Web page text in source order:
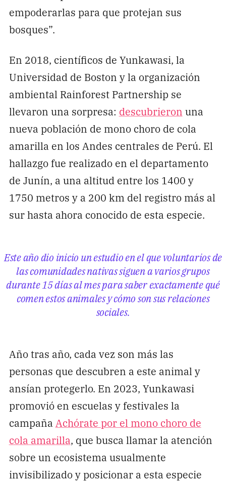
empoderarlas para que protejan sus
bosques”.
En 2018, científicos de Yunkawasi, la
Universidad de Boston y la organización
ambiental Rainforest Partnership se
llevaron una sorpresa: descubrieron una
nueva población de mono choro de cola
amarilla en los Andes centrales de Perú. El
hallazgo fue realizado en el departamento
de Junín, a una altitud entre los 1400 y
1750 metros y a 200 km del registro más al
sur hasta ahora conocido de esta especie.
Este año dio inicio un estudio en el que voluntarios de
las comunidades nativas siguen a varios grupos
durante 15 días al mes para saber exactamente qué
comen estos animales y cómo son sus relaciones
sociales.
Año tras año, cada vez son más las
personas que descubren a este animal y
ansían protegerlo. En 2023, Yunkawasi
promovió en escuelas y festivales la
campaña Achórate por el mono choro de
cola amarilla, que busca llamar la atención
sobre un ecosistema usualmente
invisibilizado y posicionar a esta especie